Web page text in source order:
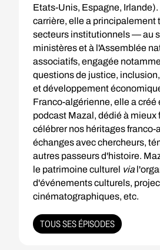
Etats-Unis, Espagne, Irlande).
carrière, elle a principalement
secteurs institutionnels — au
ministères et à l'Assemblée
associatifs, engagée
questions de justice,
et développement
Franco-algérienne, elle a créé
podcast Mazal, dédié à mieux
célébrer nos héritages franco-
échanges avec chercheurs,
autres passeurs d'histoire.
le patrimoine culturel via
d'événements culturels,
cinématographiques, etc.
TOUS SES ÉPISODES